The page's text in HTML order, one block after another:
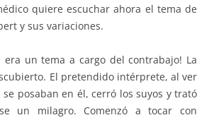
quiere escuchar ahora el tema de
y sus variaciones.
era un tema a cargo del contrabajo! La
El pretendido intérprete, al ver
posaban en él, cerró los suyos y trató
un milagro. Comenzó a tocar con